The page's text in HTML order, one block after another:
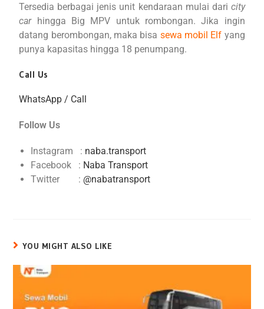
Tersedia berbagai jenis unit kendaraan mulai dari city
car hingga Big MPV untuk rombongan. Jika ingin
datang berombongan, maka bisa sewa mobil Elf yang
punya kapasitas hingga 18 penumpang.
Call Us
WhatsApp / Call
Follow Us
Instagram : naba.transport
Facebook : Naba Transport
Twitter : @nabatransport
YOU MIGHT ALSO LIKE